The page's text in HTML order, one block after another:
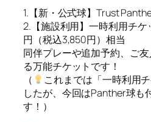
1.【新・公式球】Trust
2.【施設利用】一時利用チケ
円（税込3,850円）相当
同伴プレーや追加予約、ご
る万能チケットです！
（
これまでは「一時利用
したが、今回はPanther球も
す！）